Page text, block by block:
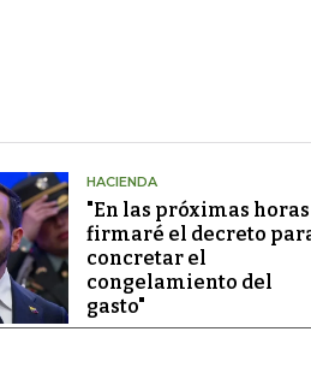
HACIENDA
"En las próximas horas
firmaré el decreto
concretar el
congelamiento del
gasto"